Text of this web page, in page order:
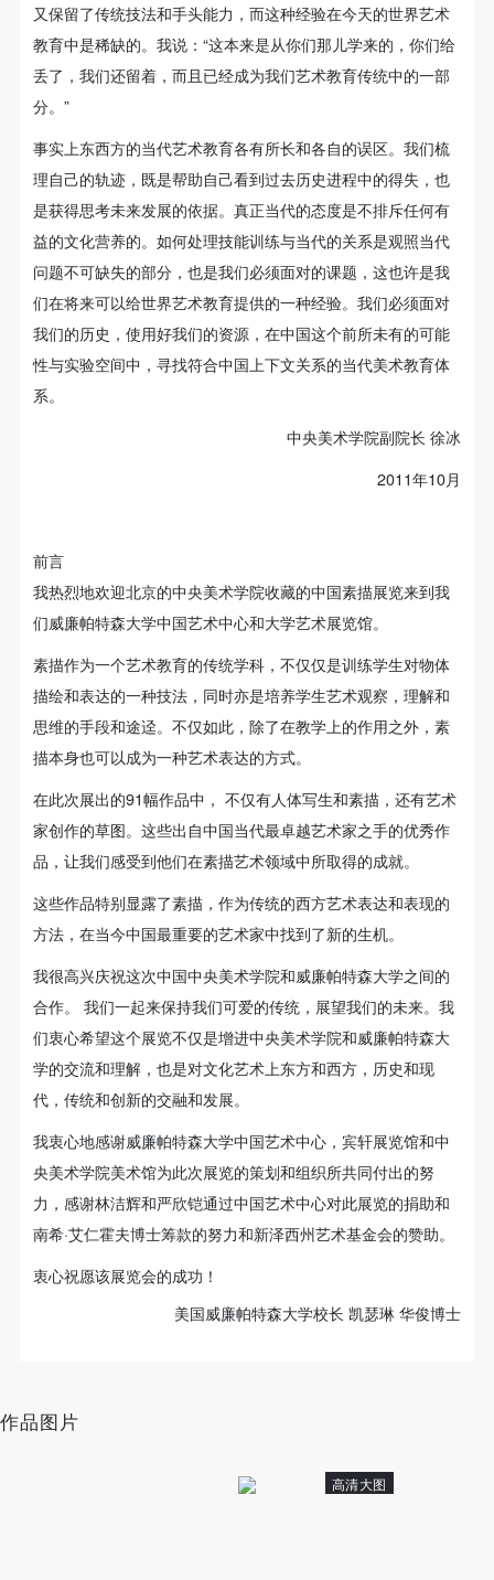
又保留了传统技法和手头能力，而这种经验在今天的世界艺术
教育中是稀缺的。我说：“这本来是从你们那儿学来的，你们给
丢了，我们还留着，而且已经成为我们艺术教育传统中的一部
分。”
事实上东西方的当代艺术教育各有所长和各自的误区。我们梳
理自己的轨迹，既是帮助自己看到过去历史进程中的得失，也
是获得思考未来发展的依据。真正当代的态度是不排斥任何有
益的文化营养的。如何处理技能训练与当代的关系是观照当代
问题不可缺失的部分，也是我们必须面对的课题，这也许是我
们在将来可以给世界艺术教育提供的一种经验。我们必须面对
我们的历史，使用好我们的资源，在中国这个前所未有的可能
性与实验空间中，寻找符合中国上下文关系的当代美术教育体
系。
中央美术学院副院长 徐冰
2011年10月
前言
我热烈地欢迎北京的中央美术学院收藏的中国素描展览来到我
们威廉帕特森大学中国艺术中心和大学艺术展览馆。
素描作为一个艺术教育的传统学科，不仅仅是训练学生对物体
描绘和表达的一种技法，同时亦是培养学生艺术观察，理解和
思维的手段和途迳。不仅如此，除了在教学上的作用之外，素
描本身也可以成为一种艺术表达的方式。
在此次展出的91幅作品中， 不仅有人体写生和素描，还有艺术
家创作的草图。这些出自中国当代最卓越艺术家之手的优秀作
品，让我们感受到他们在素描艺术领域中所取得的成就。
这些作品特别显露了素描，作为传统的西方艺术表达和表现的
方法，在当今中国最重要的艺术家中找到了新的生机。
我很高兴庆祝这次中国中央美术学院和威廉帕特森大学之间的
合作。 我们一起来保持我们可爱的传统，展望我们的未来。我
们衷心希望这个展览不仅是增进中央美术学院和威廉帕特森大
学的交流和理解，也是对文化艺术上东方和西方，历史和现
代，传统和创新的交融和发展。
我衷心地感谢威廉帕特森大学中国艺术中心，宾轩展览馆和中
央美术学院美术馆为此次展览的策划和组织所共同付出的努
力，感谢林洁辉和严欣铠通过中国艺术中心对此展览的捐助和
南希·艾仁霍夫博士筹款的努力和新泽西州艺术基金会的赞助。
衷心祝愿该展览会的成功！
美国威廉帕特森大学校长 凯瑟琳 华俊博士
作品图片
高清大图